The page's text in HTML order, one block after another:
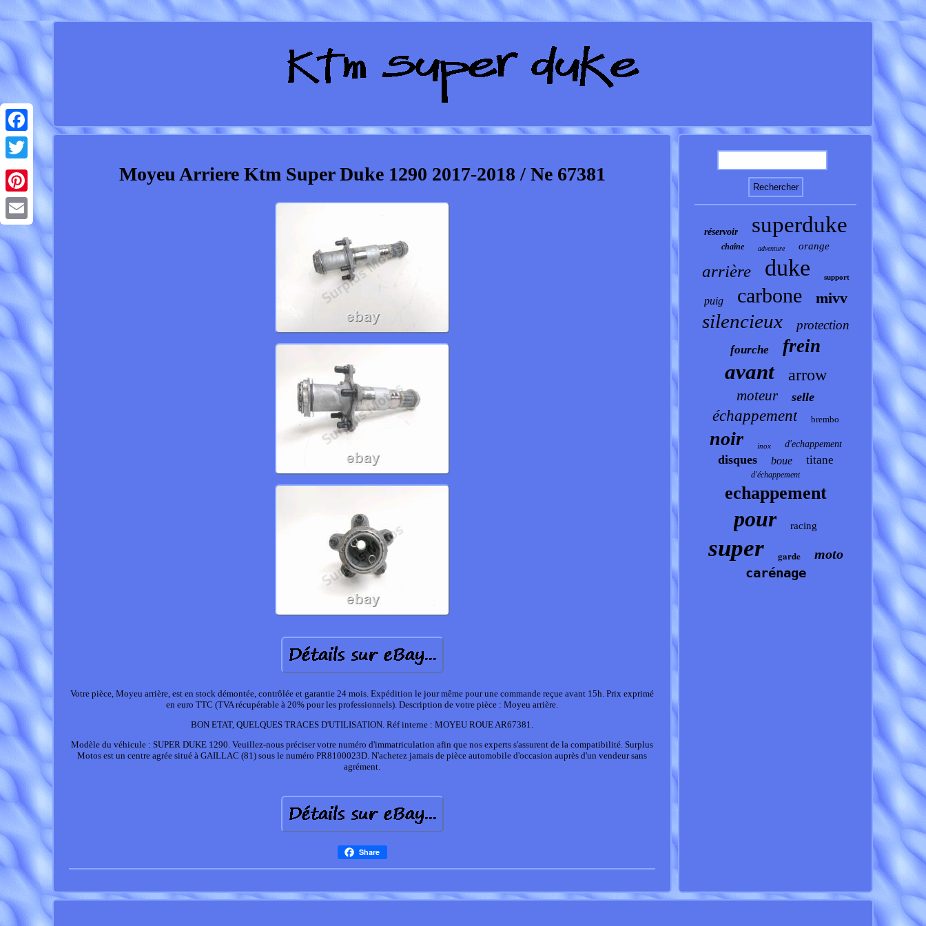
Facebook
Twitter
Pinterest
Email
Moyeu Arriere Ktm Super Duke 1290 2017-2018 / Ne 67381
Votre pièce, Moyeu arrière, est en stock démontée, contrôlée et garantie 24 mois. Expédition le jour même pour une commande reçue avant 15h. Prix exprimé
en euro TTC (TVA récupérable à 20% pour les professionnels). Description de votre pièce : Moyeu arrière.
BON ETAT, QUELQUES TRACES D'UTILISATION. Réf interne : MOYEU ROUE AR67381.
Modèle du véhicule : SUPER DUKE 1290. Veuillez-nous préciser votre numéro d'immatriculation afin que nos experts s'assurent de la compatibilité. Surplus
Motos est un centre agrée situé à GAILLAC (81) sous le numéro PR8100023D. N'achetez jamais de pièce automobile d'occasion auprès d'un vendeur sans
agrément.
Share
réservoir superduke
chaîne adventure orange
arrière duke support
puig carbone mivv
silencieux protection
fourche frein
avant arrow
moteur selle
échappement brembo
noir inox d'echappement
disques boue titane
d'échappement
echappement
pour racing
super garde
moto
carénage